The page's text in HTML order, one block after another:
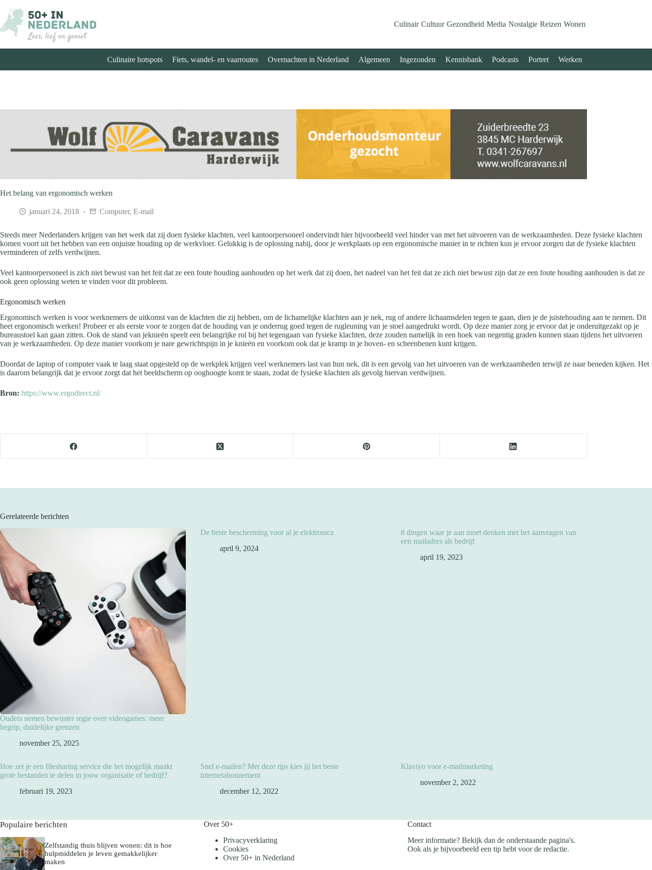
naar
de
inhoud
Culinair Cultuur Gezondheid Media Nostalgie Reizen Wonen
Culinaire hotspots Fiets, wandel- en vaarroutes Overnachten in Nederland Algemeen Ingezonden Kennisbank Podcasts Portret Werken
Het belang van ergonomisch werken
januari 24, 2018 Computer, E-mail
Steeds meer Nederlanders krijgen van het werk dat zij doen fysieke klachten, veel kantoorpersoneel ondervindt hier bijvoorbeeld veel hinder van met het uitvoeren van de werkzaamheden. Deze fysieke klachten
komen voort uit het hebben van een onjuiste houding op de werkvloer. Gelukkig is de oplossing nabij, door je werkplaats op een ergonomische manier in te richten kun je ervoor zorgen dat de fysieke klachten
verminderen of zelfs verdwijnen.
Veel kantoorpersoneel is zich niet bewust van het feit dat ze een foute houding aanhouden op het werk dat zij doen, het nadeel van het feit dat ze zich niet bewust zijn dat ze een foute houding aanhouden is dat ze
ook geen oplossing weten te vinden voor dit probleem.
Ergonomisch werken
Ergonomisch werken is voor werknemers de uitkomst van de klachten die zij hebben, om de lichamelijke klachten aan je nek, rug of andere lichaamsdelen tegen te gaan, dien je de juistehouding aan te nemen. Dit
heet ergonomisch werken! Probeer er als eerste voor te zorgen dat de houding van je onderrug goed tegen de rugleuning van je stoel aangedrukt wordt. Op deze manier zorg je ervoor dat je onderuitgezakt op je
bureaustoel kan gaan zitten. Ook de stand van jeknieën speelt een belangrijke rol bij het tegengaan van fysieke klachten, deze zouden namelijk in een hoek van negentig graden kunnen staan tijdens het uitvoeren
van je werkzaamheden. Op deze manier voorkom je nare gewrichtspijn in je knieën en voorkom ook dat je kramp in je boven- en scheenbenen kunt krijgen.
Doordat de laptop of computer vaak te laag staat opgesteld op de werkplek krijgen veel werknemers last van hun nek, dit is een gevolg van het uitvoeren van de werkzaamheden terwijl ze naar beneden kijken. Het
is daarom belangrijk dat je ervoor zorgt dat het beeldscherm op ooghoogte komt te staan, zodat de fysieke klachten als gevolg hiervan verdwijnen.
Bron: https://www.ergodirect.nl/
Gerelateerde berichten
Ouders nemen bewuster regie over videogames: meer
begrip, duidelijke grenzen
november 25, 2025
De beste bescherming voor al je elektronica
april 9, 2024
8 dingen waar je aan moet denken met het aanvragen van
een mailadres als bedrijf
april 19, 2023
Hoe zet je een filesharing service die het mogelijk maakt
grote bestanden te delen in jouw organisatie of bedrijf?
februari 19, 2023
Snel e-mailen? Met deze tips kies jij het beste
internetabonnement
december 12, 2022
Klaviyo voor e-mailmarketing
november 2, 2022
Populaire berichten
Zelfstandig thuis blijven wonen: dit is hoe
hulpmiddelen je leven gemakkelijker
maken
Over 50+
Privacyverklaring
Cookies
Over 50+ in Nederland
Contact
Meer informatie? Bekijk dan de onderstaande pagina's.
Ook als je bijvoorbeeld een tip hebt voor de redactie.